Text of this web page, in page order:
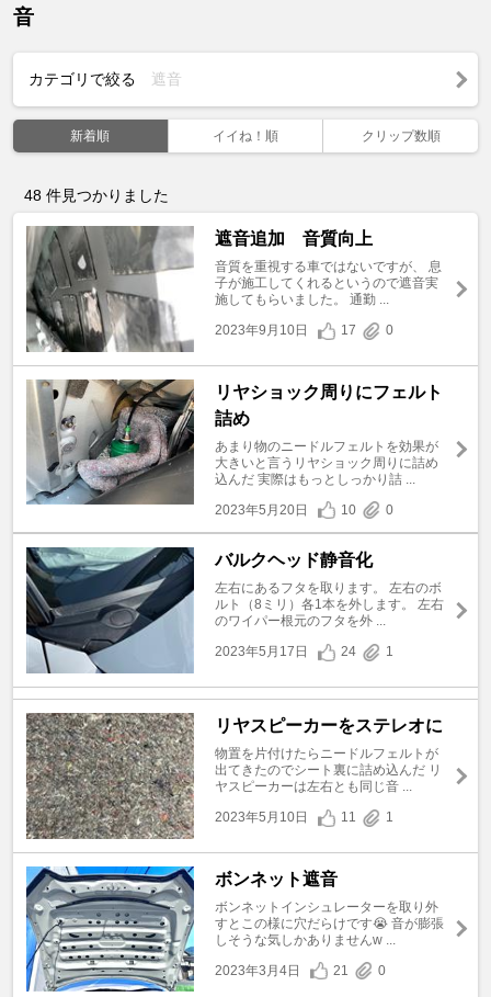
音
カテゴリで絞る 遮音
新着順 イイね！順 クリップ数順
48 件見つかりました
遮音追加 音質向上
音質を重視する車ではないですが、 息
子が施工してくれるというので遮音実
施してもらいました。 通勤 ...
2023年9月10日
17 0
リヤショック周りにフェルト
詰め
あまり物のニードルフェルトを効果が
大きいと言うリヤショック周りに詰め
込んだ 実際はもっとしっかり詰 ...
2023年5月20日
10 0
バルクヘッド静音化
左右にあるフタを取ります。 左右のボ
ルト（8ミリ）各1本を外します。 左右
のワイパー根元のフタを外 ...
2023年5月17日
24 1
リヤスピーカーをステレオに
物置を片付けたらニードルフェルトが
出てきたのでシート裏に詰め込んだ リ
ヤスピーカーは左右とも同じ音 ...
2023年5月10日
11 1
ボンネット遮音
ボンネットインシュレーターを取り外
すとこの様に穴だらけです😭 音が膨張
しそうな気しかありませんw ...
2023年3月4日
21 0